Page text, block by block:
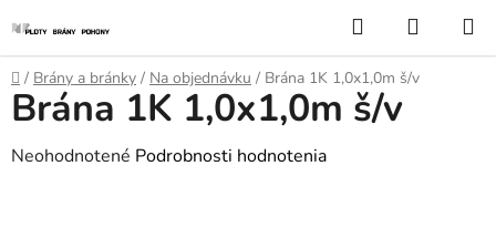
na
obsah
Hľadať
KOŠÍK
Domov
/ Brány a bránky / Na objednávku / Brána 1K 1,0x1,0m š/v
Brána 1K 1,0x1,0m š/v
Priemerné
Neohodnotené Podrobnosti hodnotenia